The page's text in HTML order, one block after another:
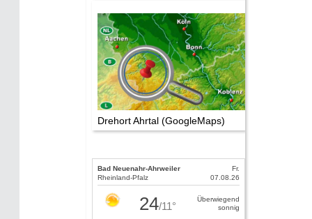
Drehort Ahrtal (GoogleMaps)